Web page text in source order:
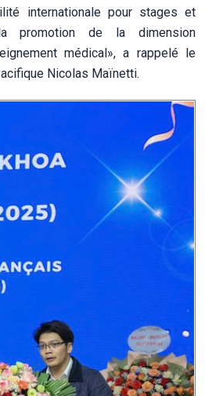
internationale pour stages et
promotion de la dimension
médical», a rappelé le
Nicolas Maïnetti.